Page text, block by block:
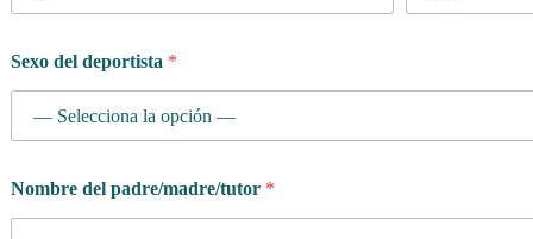
Sexo del deportista *
Nombre del padre/madre/tutor *